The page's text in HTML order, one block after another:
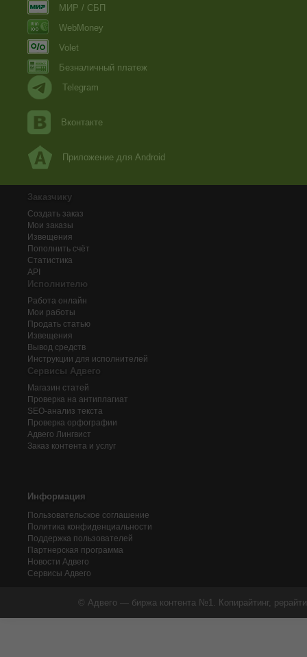
МИР / СБП
WebMoney
Volet
Безналичный платеж
Telegram
Вконтакте
Приложение для Android
Заказчику
Создать заказ
Мои заказы
Извещения
Пополнить счёт
Статистика
API
Исполнителю
Работа онлайн
Мои работы
Продать статью
Извещения
Вывод средств
Инструкции для исполнителей
Сервисы Адвего
Магазин статей
Проверка на антиплагиат
SEO-анализ текста
Проверка орфографии
Адвего Лингвист
Заказ контента и услуг
Информация
Пользовательское соглашение
Политика конфиденциальности
Поддержка пользователей
Партнерская программа
Новости Адвего
Сервисы Адвего
© Адвего — биржа контента №1. Копирайтинг,